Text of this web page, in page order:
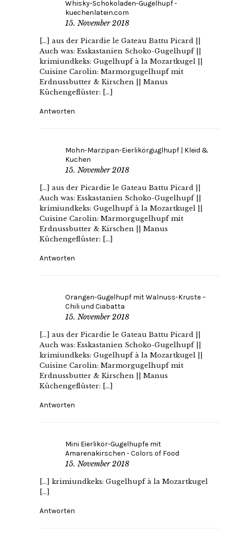
Whisky-Schokoladen-Gugelhupf -
kuechenlatein.com
15. November 2018
[…] aus der Picardie le Gateau Battu Picard ||
Auch was: Esskastanien Schoko-Gugelhupf ||
krimiundkeks: Gugelhupf à la Mozartkugel ||
Cuisine Carolin: Marmorgugelhupf mit
Erdnussbutter & Kirschen || Manus
Küchengeflüster: […]
Antworten
Mohn-Marzipan-Eierlikörguglhupf | Kleid &
Kuchen
15. November 2018
[…] aus der Picardie le Gateau Battu Picard ||
Auch was: Esskastanien Schoko-Gugelhupf ||
krimiundkeks: Gugelhupf à la Mozartkugel ||
Cuisine Carolin: Marmorgugelhupf mit
Erdnussbutter & Kirschen || Manus
Küchengeflüster: […]
Antworten
Orangen-Gugelhupf mit Walnuss-Kruste –
Chili und Ciabatta
15. November 2018
[…] aus der Picardie le Gateau Battu Picard ||
Auch was: Esskastanien Schoko-Gugelhupf ||
krimiundkeks: Gugelhupf à la Mozartkugel ||
Cuisine Carolin: Marmorgugelhupf mit
Erdnussbutter & Kirschen || Manus
Küchengeflüster: […]
Antworten
Mini Eierlikör-Gugelhupfe mit
Amarenakirschen - Colors of Food
15. November 2018
[…] krimiundkeks: Gugelhupf à la Mozartkugel
[…]
Antworten